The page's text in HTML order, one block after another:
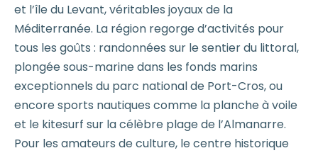
et l’île du Levant, véritables joyaux de la
Méditerranée. La région regorge d’activités pour
tous les goûts : randonnées sur le sentier du littoral,
plongée sous-marine dans les fonds marins
exceptionnels du parc national de Port-Cros, ou
encore sports nautiques comme la planche à voile
et le kitesurf sur la célèbre plage de l’Almanarre.
Pour les amateurs de culture, le centre historique